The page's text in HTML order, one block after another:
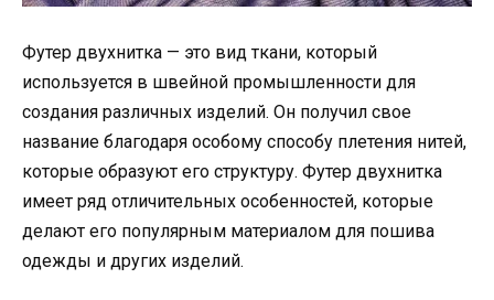
Футер двухнитка — это вид ткани, который
используется в швейной промышленности для
создания различных изделий. Он получил свое
название благодаря особому способу плетения нитей,
которые образуют его структуру. Футер двухнитка
имеет ряд отличительных особенностей, которые
делают его популярным материалом для пошива
одежды и других изделий.